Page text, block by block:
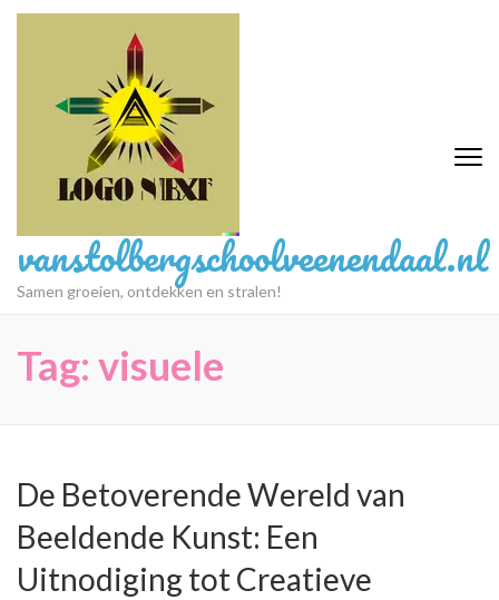
Ga
vanstolbergschoolveenendaal.nl
Samen groeien, ontdekken en stralen!
Tag: visuele
De Betoverende Wereld van
Beeldende Kunst: Een
Uitnodiging tot Creatieve